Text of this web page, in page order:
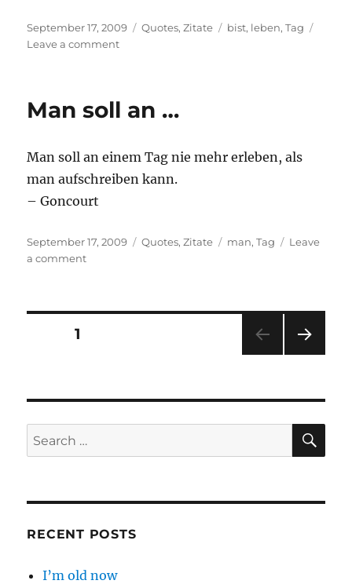
Posted
on
September 17, 2009 Categories
Quotes,Zitate Tags
bist, leben,Tag
Leave a commenton
Man soll an …
Man soll an einem Tag nie mehr erleben, als
man aufschreiben kann.
– Goncourt
Posted
on
September 17, 2009 Categories
Quotes,Zitate Tags
man,Tag
Leave
a commenton
Posts
PAGE1
Search
for:
RECENT POSTS
I’m old now